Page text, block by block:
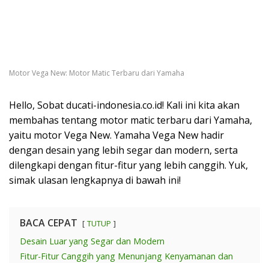
Motor Vega New: Motor Matic Terbaru dari Yamaha
Hello, Sobat ducati-indonesia.co.id! Kali ini kita akan
membahas tentang motor matic terbaru dari Yamaha,
yaitu motor Vega New. Yamaha Vega New hadir
dengan desain yang lebih segar dan modern, serta
dilengkapi dengan fitur-fitur yang lebih canggih. Yuk,
simak ulasan lengkapnya di bawah ini!
BACA CEPAT TUTUP
Desain Luar yang Segar dan Modern
Fitur-Fitur Canggih yang Menunjang Kenyamanan dan